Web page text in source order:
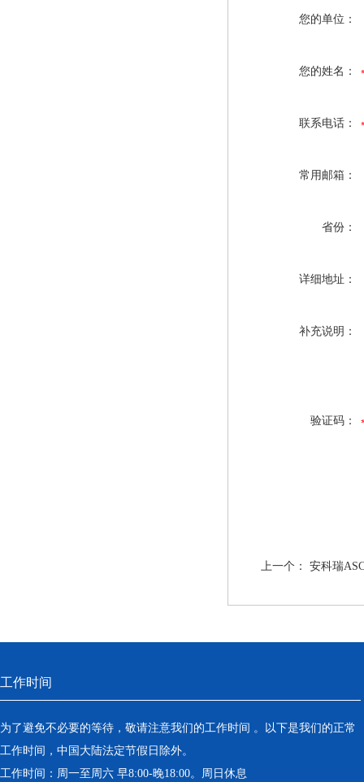
您的单位：
您的姓名：
联系电话：
常用邮箱：
省份：
详细地址：
补充说明：
验证码：
上一个： 安科瑞
工作时间
为了避免不必要的等待，敬请注意我们的工作时间 。以下是我们的正常
工作时间，中国大陆法定节假日除外。
工作时间：周一至周六 早8:00-晚18:00。周日休息